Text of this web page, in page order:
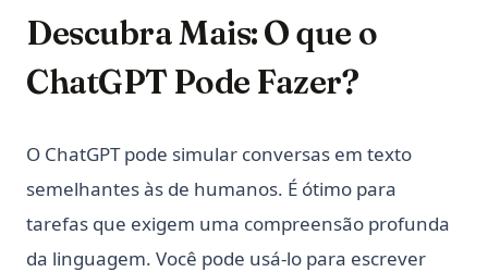
Python3 Linter: O Guia Definitivo para Melhorar a
Qualidade do seu Código
Python3 Linter: The Ultimate Guide to Boosting Your Code
Python: Acelere o Beautiful Soup - Melhore a Eficiência de
seu Web Scraping Agora!
Qual é a diferença? Python vs ActivePython vs Anaconda
Comparados
Descubra Mais: O que o
ChatGPT Pode Fazer?
O ChatGPT pode simular conversas em texto
semelhantes às de humanos. É ótimo para
tarefas que exigem uma compreensão profunda
da linguagem. Você pode usá-lo para escrever